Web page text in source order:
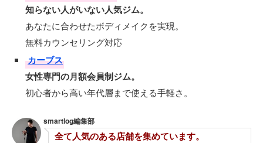
知らない人がいない人気ジム。
あなたに合わせたボディメイクを実現。
無料カウンセリング対応
カーブス
女性専門の月額会員制ジム。
初心者から高い年代層まで使える手軽さ。
smartlog編集部
全て人気のある店舗を集めています。